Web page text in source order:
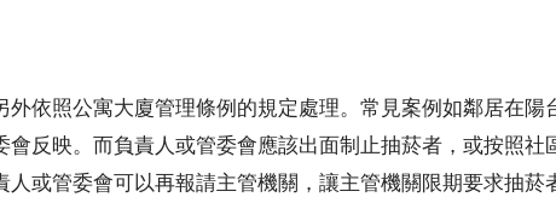
依照公寓大廈管理條例的規定處理。常見案例如鄰居在
反映。而負責人或管委會應該出面制止抽菸者，或按照社
或管委會可以再報請主管機關，讓主管機關限期要求抽